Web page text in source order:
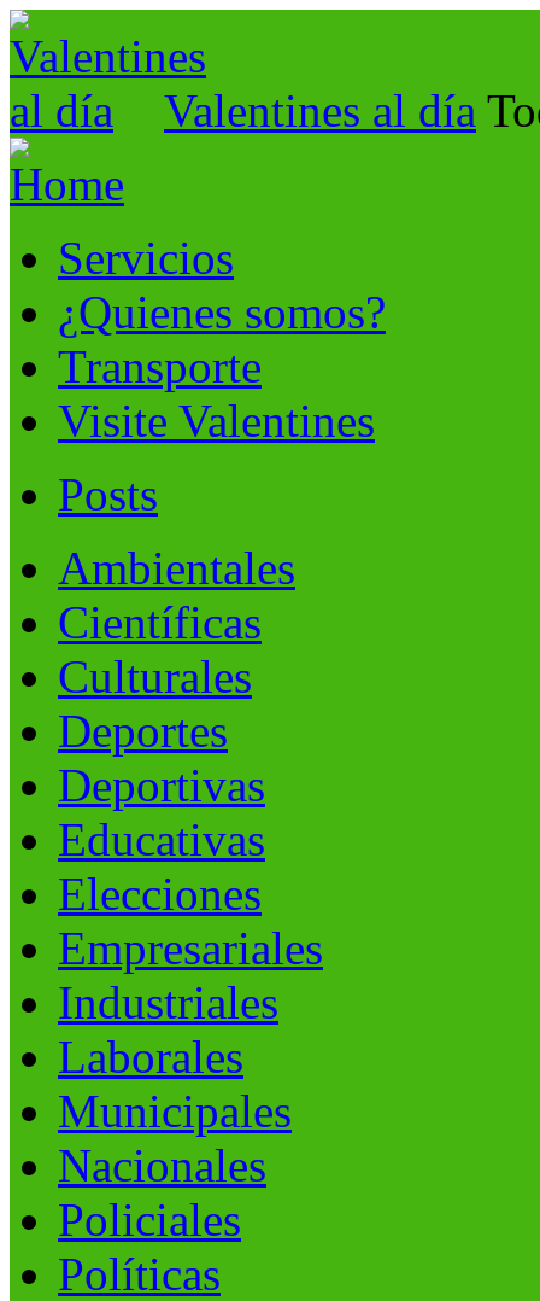
Valentines al día
Servicios
¿Quienes somos?
Transporte
Visite Valentines
Posts
Ambientales
Científicas
Culturales
Deportes
Deportivas
Educativas
Elecciones
Empresariales
Industriales
Laborales
Municipales
Nacionales
Policiales
Políticas